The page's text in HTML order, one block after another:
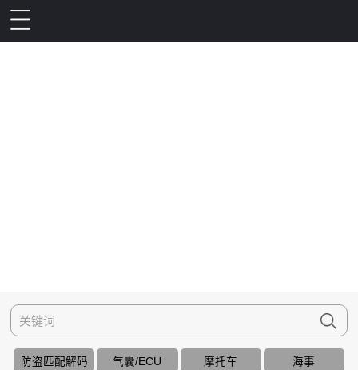
防盗匹配解码 气囊/ECU 摩托车 海事